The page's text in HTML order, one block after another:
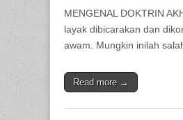
MENGENAL DOKTRIN
layak dibicarakan dan
awam. Mungkin inilah
Read more →